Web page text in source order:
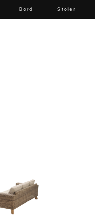
Bord Stoler